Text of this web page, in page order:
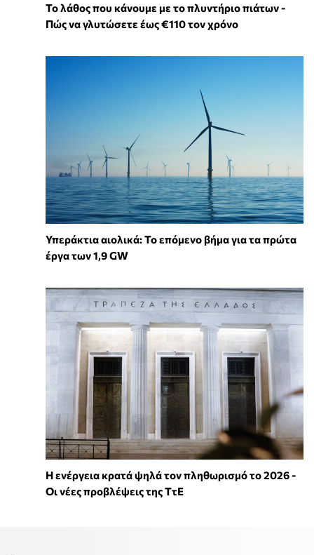
Το λάθος που κάνουμε με το πλυντήριο πιάτων -
Πώς να γλυτώσετε έως €110 τον χρόνο
Υπεράκτια αιολικά: Το επόμενο βήμα για τα πρώτα
έργα των 1,9 GW
Η ενέργεια κρατά ψηλά τον πληθωρισμό το 2026 -
Οι νέες προβλέψεις της ΤτΕ